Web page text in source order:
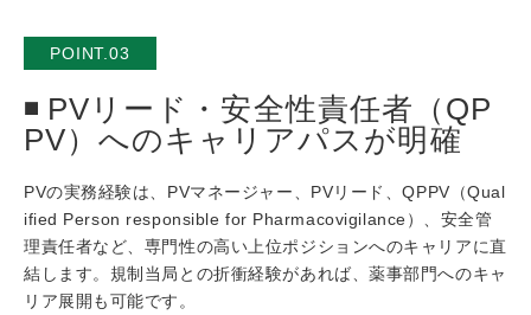
POINT.03
PVリード・安全性責任者（QP
PV）へのキャリアパスが明確
PVの実務経験は、PVマネージャー、PVリード、QPPV（Qual
ified Person responsible for Pharmacovigilance）、安全管
理責任者など、専門性の高い上位ポジションへのキャリアに直
結します。規制当局との折衝経験があれば、薬事部門へのキャ
リア展開も可能です。